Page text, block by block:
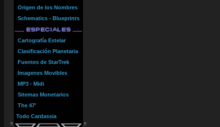
Origen de los Nombres
Schematics - Blueprints
Cartografía Estelar
Clasificación Planetaria
Fuentes de StarTrek
Imagenes Movibles
MP3 - Midi
Sitemas Monetarios
The 47'
Todo Cardassia